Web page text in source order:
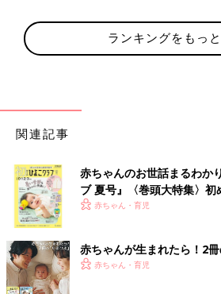
「ドレッシング！意外と家にある調味料
減すれば賞味期限も気にしなくていいし
気軽に摂れて◎」（カイコ）
「白米を食べないようになりダイエット
「裏毛付きゴム手袋をつければ食器洗い
1度ケトルでお湯を沸かし保温できる水
れはそれで対応しています。シャワーは
り、最後にベビーバスのお湯をためると
ワーは出しっぱなしでしたが、今は予
まとめて流す⇒トリートメント＆ボディ
す⇒はねた泡や床は水で流すといったよ
ランキングをもっ
関連記事
赤ちゃんのお世話まるわか
ブ 夏号』〈巻頭大特集〉
く！ おっぱい・ミルクの基
赤ちゃん・育児
赤ちゃんが生まれたら！2冊
赤ちゃん・育児